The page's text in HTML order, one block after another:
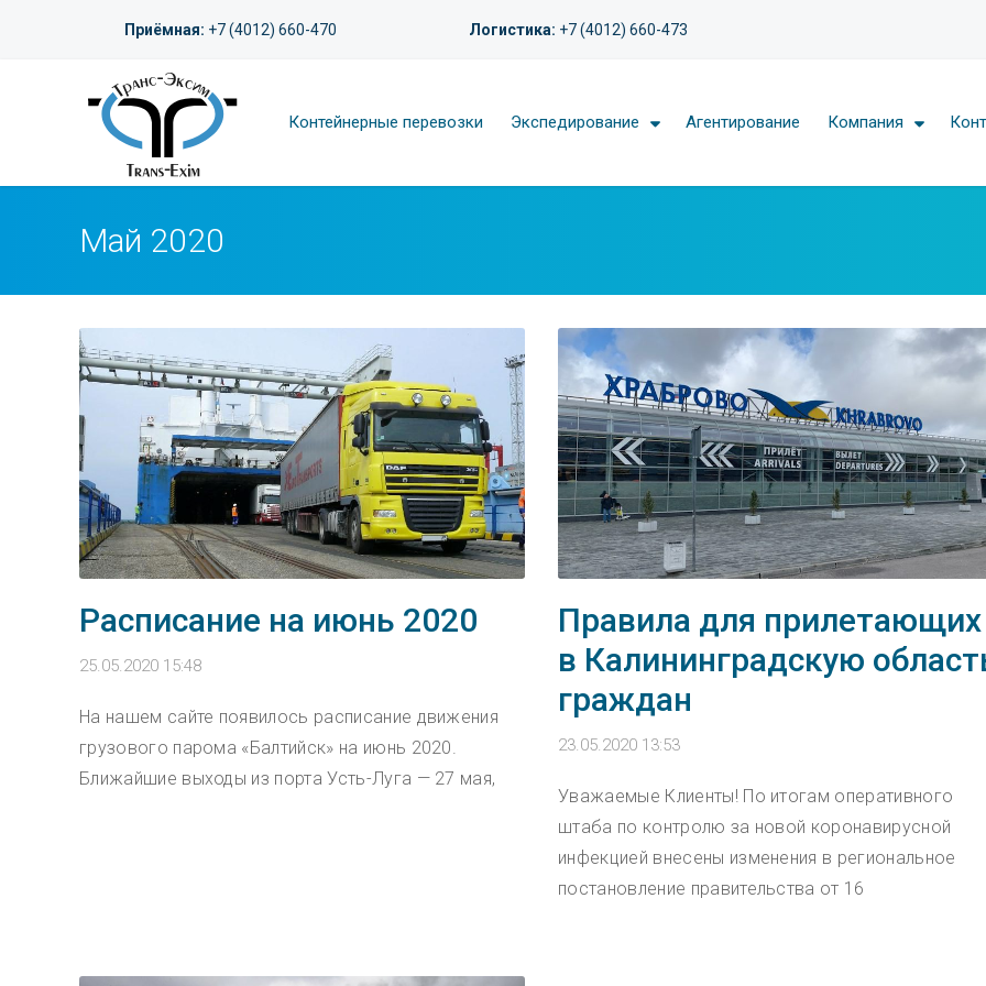
Приёмная: +7 (4012) 660-470 Логистика: +7 (4012) 660-473
Контейнерные перевозки Экспедирование Агентирование Компания
Май 2020
Расписание на июнь 2020
25.05.2020 15:48
На нашем сайте появилось расписание движения
грузового парома «Балтийск» на июнь 2020.
Ближайшие выходы из порта Усть-Луга — 27 мая,
Правила для прилетающих
в Калининградскую
граждан
23.05.2020 13:53
Уважаемые Клиенты! По итогам оперативного
штаба по контролю за новой коронавирусной
инфекцией внесены изменения в региональное
постановление правительства от 16